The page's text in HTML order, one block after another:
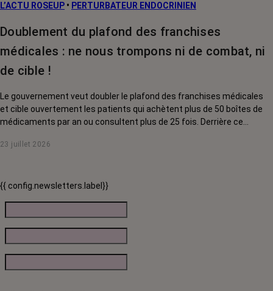
L’ACTU ROSEUP • PERTURBATEUR ENDOCRINIEN
Doublement du plafond des franchises
médicales : ne nous trompons ni de combat, ni
de cible !
Le gouvernement veut doubler le plafond des franchises médicales
et cible ouvertement les patients qui achètent plus de 50 boîtes de
médicaments par an ou consultent plus de 25 fois. Derrière ce
chroniques, et en premier lieu les personnes touchées par un cancer,
23 juillet 2026
{{ config.newsletters.label}}